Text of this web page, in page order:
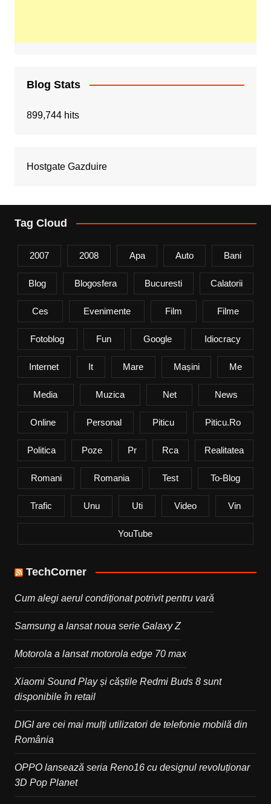
Blog Stats
899,744 hits
Hostgate Gazduire
Tag Cloud
2007 2008 Apa Auto Bani
Blog Blogosfera Bucuresti Calatorii
Ces Evenimente Film Filme
Fotoblog Fun Google Idiocracy
Internet It Mare Mașini Me
Media Muzica Net News
Online Personal Piticu Piticu.ro
Politica Poze Pr Rca Realitatea
Romani Romania Test To-Blog
Trafic Unu Uti Video Vin
YouTube
TechCorner
Cum alegi aerul condiționat potrivit pentru vară
Samsung a lansat noua serie Galaxy Z
Motorola a lansat motorola edge 70 max
Xiaomi Sound Play și căștile Redmi Buds 8 sunt
disponibile în retail
DIGI are cei mai mulți utilizatori de telefonie mobilă din
România
OPPO lansează seria Reno16 cu designul revoluționar
3D Pop Planet